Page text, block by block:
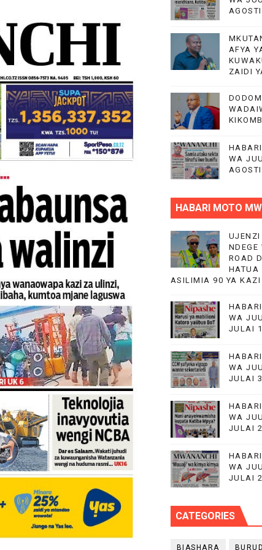
WAKULIMA KUFIKIA MASOKO
ZA TADB KWA WAKULIMA
WA BIDHAA ZAO ARUSHA
MALIASILI APONGEZA
YA UBORA MTANDAONI
YA TEMESA
KUPITIA MIRADI YA UBIA (PPP)
Kilimo na Ufugaji wa Kisasa
YA AGOSTI 7,2026
NDANI WA KUZALISHA CHANJO ZA MIFUGO
NCHINI
WA KITEKNOLOJIA
KULETA MAPINDUZI YA ELIMU
NCHINI
AFYA
ZAIDI
WA
HABARI MOTO
NDEGE
ROAD
HATUA
ASILIMIA 90 YA
WA
JULAI
WA
JULAI
WA
JULAI
WA
JULAI
CATEGORIES
BIASHARA